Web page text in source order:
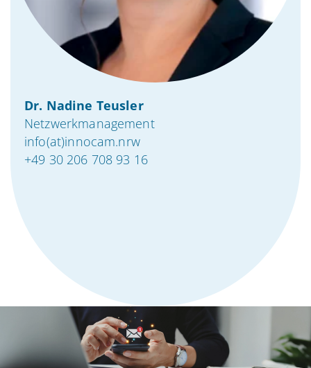
Dr. Nadine Teusler
Netzwerkmanagement
info(at)innocam.nrw
+49 30 206 708 93 16